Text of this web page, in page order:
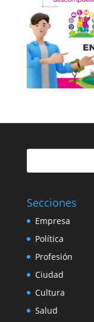
Secciones
Empresa
Política
Profesión
Ciudad
Cultura
Salud